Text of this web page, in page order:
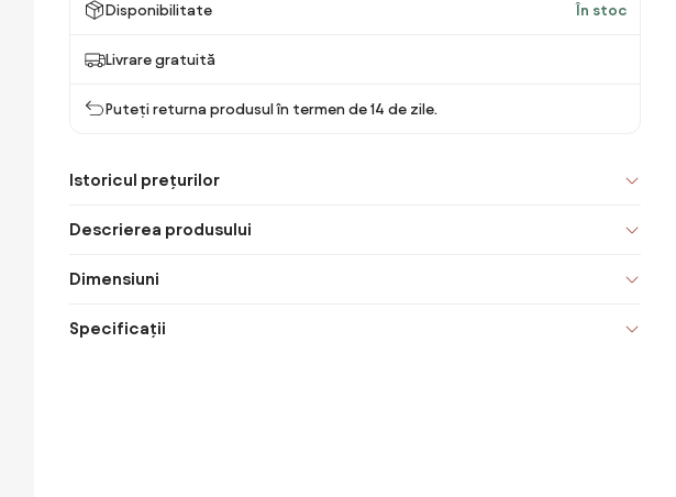
Disponibilitate În stoc
Livrare gratuită
Puteți returna produsul în termen de 14 de zile.
Istoricul prețurilor
Descrierea produsului
Dimensiuni
Specificații